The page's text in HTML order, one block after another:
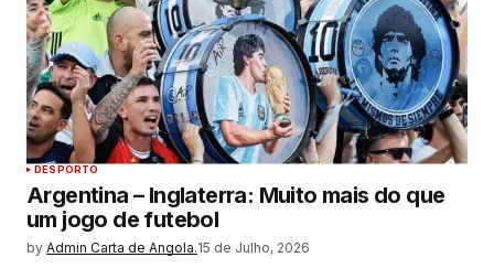
DESPORTO
Argentina – Inglaterra: Muito mais do que
um jogo de futebol
by Admin Carta de Angola.15 de Julho, 2026